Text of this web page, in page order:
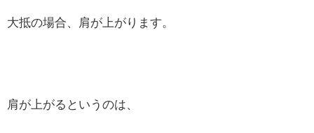
大抵の場合、肩が上がります。
肩が上がるというのは、